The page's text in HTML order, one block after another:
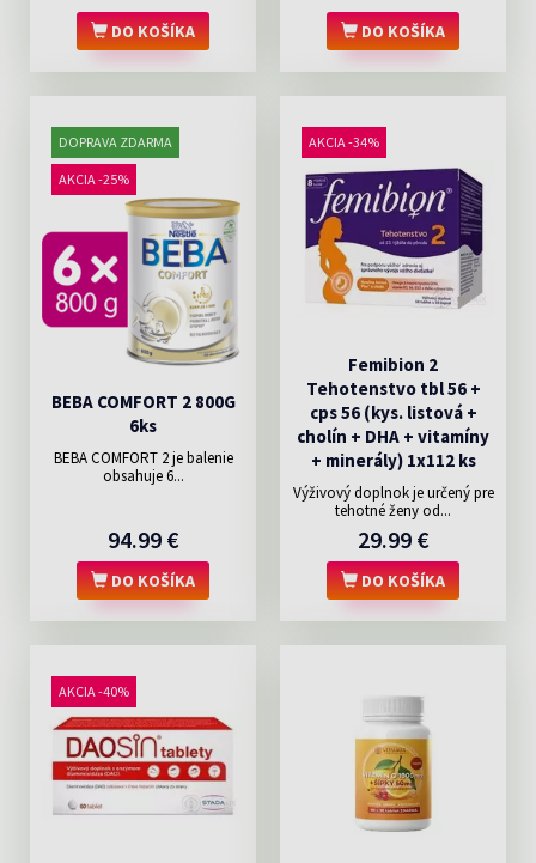
DO KOŠÍKA DO KOŠÍKA
DOPRAVA ZDARMA
AKCIA -25%
BEBA COMFORT 2 800G
6ks
BEBA COMFORT 2 je balenie
obsahuje 6...
94.99 €
DO KOŠÍKA
AKCIA -34%
Femibion 2
Tehotenstvo tbl 56 +
cps 56 (kys. listová +
cholín + DHA + vitamíny
+ minerály) 1x112 ks
Výživový doplnok je určený pre
tehotné ženy od...
29.99 €
DO KOŠÍKA
AKCIA -40%